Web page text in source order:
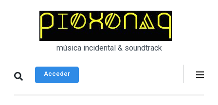
tecla
música incidental & soundtrack
Acceder